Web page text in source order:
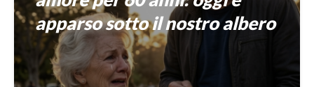
apparso sotto il nostro albero